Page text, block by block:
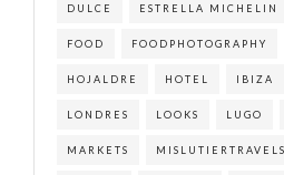
DULCE ESTRELLA MICHELIN
FOOD FOODPHOTOGRAPHY
HOJALDRE HOTEL IBIZA
LONDRES LOOKS LUGO
MARKETS MISLUTIERTRAVELS